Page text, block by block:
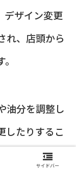
デザイン変更
れ、店頭から
油分を調整し
したりするこ
れも広義の
サイドバー